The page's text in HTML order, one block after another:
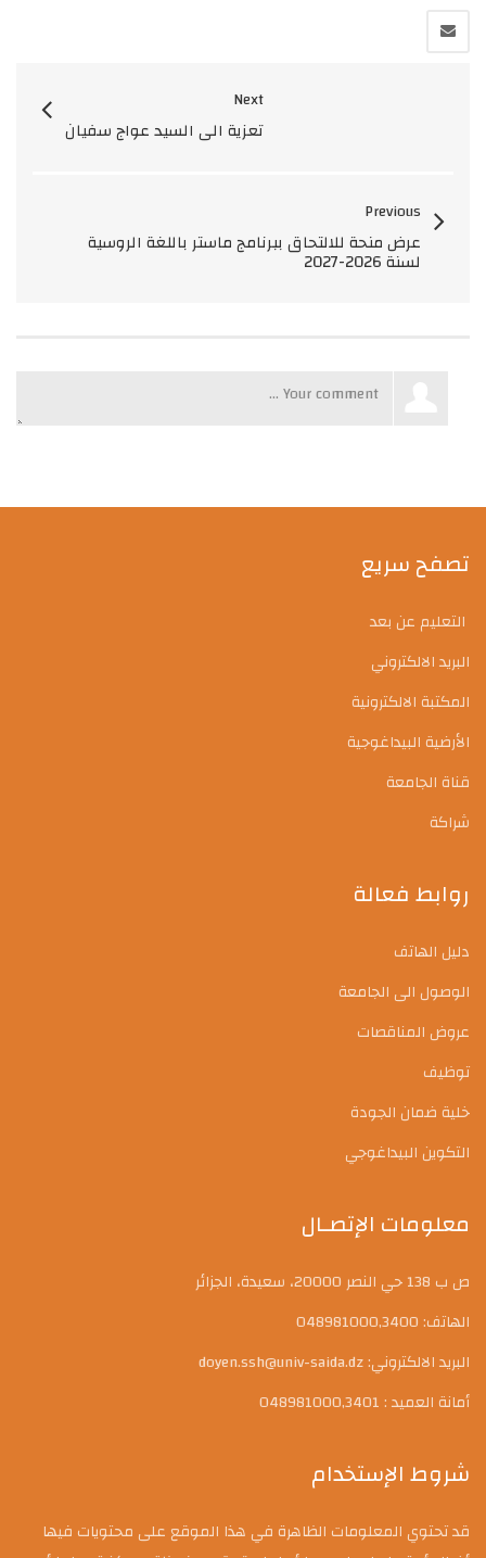
Next
تعزية الى السيد عواج سفيان
Previous
عرض منحة للالتحاق ببرنامج ماستر باللغة الروسية
لسنة 2026-2027
تصفح سريع
التعليم عن بعد
البريد الالكتروني
المكتبة الالكترونية
الأرضية البيداغوجية
قناة الجامعة
شراكة
روابط فعالة
دليل الهاتف
الوصول الى الجامعة
عروض المناقصات
توظيف
خلية ضمان الجودة
التكوين البيداغوجي
معلومات الإتصـال
ص ب 138 حي النصر 20000، سعيدة، الجزائر
الهاتف: 048981000,3400
البريد الالكتروني: doyen.ssh@univ-saida.dz
أمانة العميد : 048981000,3401
شروط الإستخدام
قد تحتوي المعلومات الظاهرة في هذا الموقع على محتويات فيها